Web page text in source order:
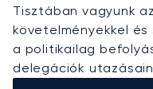
Tisztában vagyunk
követelményekkel
a politikailag
delegációk